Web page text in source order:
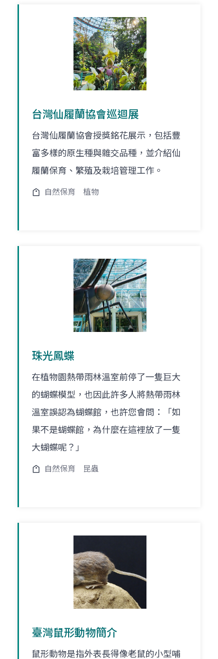
台灣仙履蘭協會巡迴展
台灣仙履蘭協會授獎銘花展示，包括豐
富多樣的原生種與雜交品種，並介紹仙
履蘭保育、繁殖及栽培管理工作。
自然保育 植物
珠光鳳蝶
在植物園熱帶雨林溫室前停了一隻巨大
的蝴蝶模型，也因此許多人將熱帶雨林
溫室誤認為蝴蝶館，也許您會問：「如
果不是蝴蝶館，為什麼在這裡放了一隻
大蝴蝶呢？」
自然保育 昆蟲
臺灣鼠形動物簡介
鼠形動物是指外表長得像老鼠的小型哺